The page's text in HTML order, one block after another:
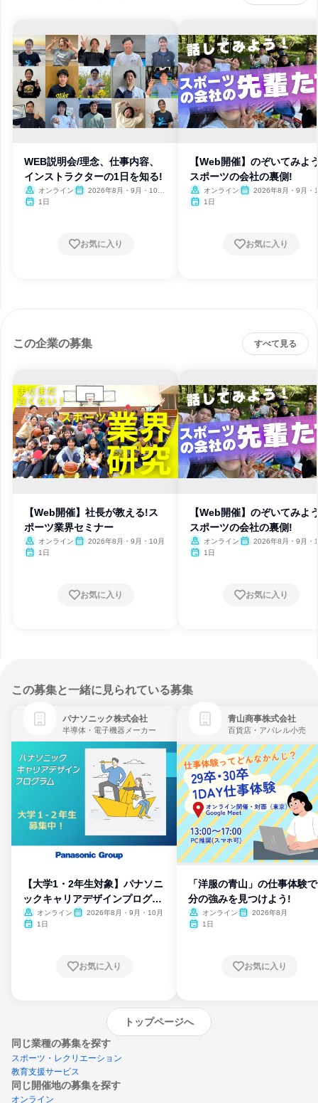
WEB説明会/理念、仕事内容、
インストラクターの1日を知る!
オンライン
2026年8月・9月・10
1日
お気に入り
【Web開催】のぞいてみよ
スポーツの会社の裏側!
オンライン
2026年8月・9月・
1日
お気に入り
この企業の募集 すべて見る
【Web開催】社長が教える!ス
ポーツ業界セミナー
オンライン
2026年8月・9月・10月
1日
お気に入り
【Web開催】のぞいてみよ
スポーツの会社の裏側!
オンライン
2026年8月・9月・
1日
お気に入り
この募集と一緒に見られている募集
パナソニック株式会社
半導体・電子機器メーカー
【大学1・2年生対象】パナソニ
ックキャリアデザインプログラ
ム
オンライン
2026年8月・9月・10月
1日
お気に入り
青山商事株式会社
百貨店・アパレル小売
「洋服の青山」の仕事体験
分の強みを見つけよう!
オンライン
2026年8月
1日
お気に入り
トップページへ
同じ業種の募集を探す
スポーツ・レクリエーション
教育支援サービス
同じ開催地の募集を探す
オンライン